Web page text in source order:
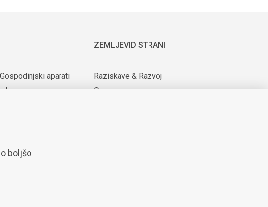
aparati
ZEMLJEVID STRANI
Raziskave & Razvoj
O nas
boljšo